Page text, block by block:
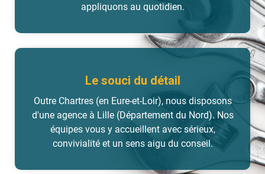
appliquons au quotidien.
Le souci du détail
Outre Chartres (en Eure-et-Loir), nous disposons
d'une agence à Lille (Département du Nord). Nos
équipes vous y accueillent avec sérieux,
convivialité et un sens aigu du conseil.